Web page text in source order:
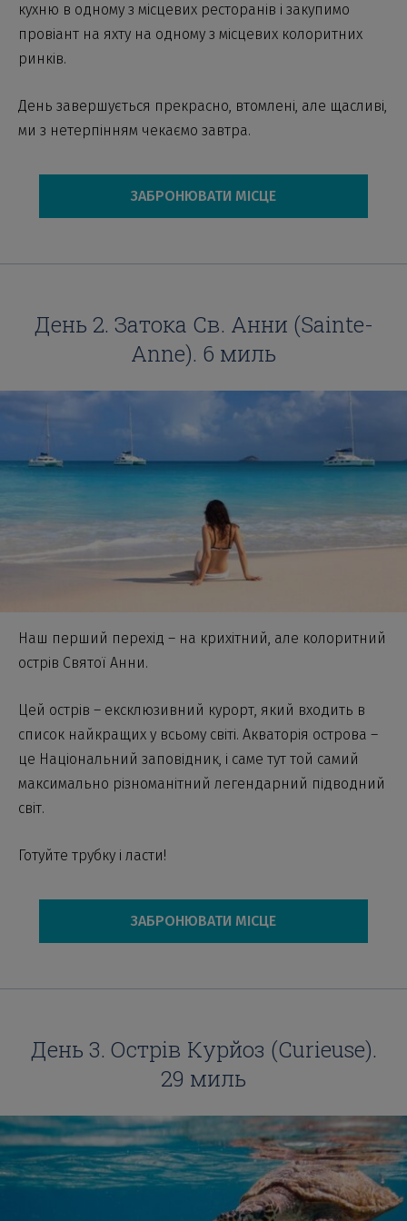
кухню в одному з місцевих ресторанів і закупимо
провіант на яхту на одному з місцевих колоритних
ринків.
День завершується прекрасно, втомлені, але щасливі,
ми з нетерпінням чекаємо завтра.
ЗАБРОНЮВАТИ МІСЦЕ
День 2. Затока Св. Анни (Sainte-
Anne). 6 миль
Наш перший перехід – на крихітний, але колоритний
острів Святої Анни.
Цей острів – ексклюзивний курорт, який входить в
список найкращих у всьому світі. Акваторія острова –
це Національний заповідник, і саме тут той самий
максимально різноманітний легендарний підводний
світ.
Готуйте трубку і ласти!
ЗАБРОНЮВАТИ МІСЦЕ
День 3. Острів Курйоз (Curieuse).
29 миль